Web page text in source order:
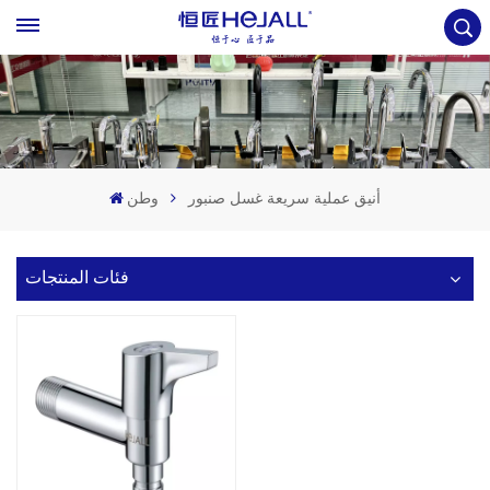
وطن أنيق عملية سريعة غسل صنبور
فئات المنتجات